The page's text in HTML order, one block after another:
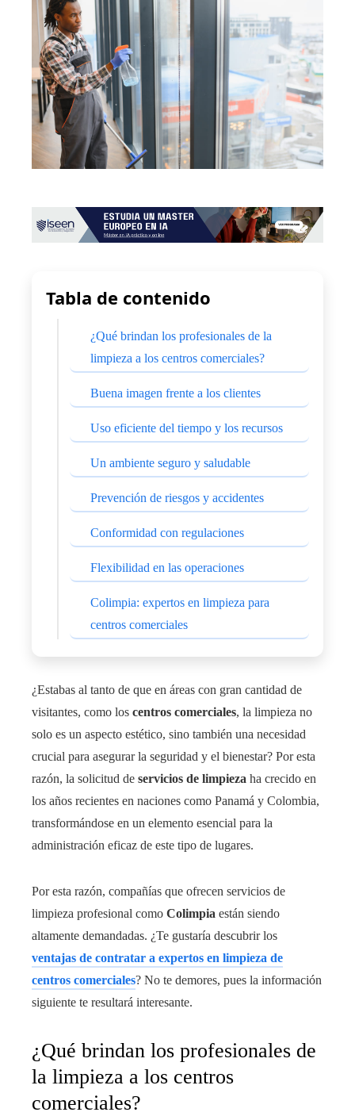
Tabla de contenido
¿Qué brindan los profesionales de la
limpieza a los centros comerciales?
Buena imagen frente a los clientes
Uso eficiente del tiempo y los recursos
Un ambiente seguro y saludable
Prevención de riesgos y accidentes
Conformidad con regulaciones
Flexibilidad en las operaciones
Colimpia: expertos en limpieza para
centros comerciales
¿Estabas al tanto de que en áreas con gran cantidad de
visitantes, como los centros comerciales, la limpieza no
solo es un aspecto estético, sino también una necesidad
crucial para asegurar la seguridad y el bienestar? Por esta
razón, la solicitud de servicios de limpieza ha crecido en
los años recientes en naciones como Panamá y Colombia,
transformándose en un elemento esencial para la
administración eficaz de este tipo de lugares.
Por esta razón, compañías que ofrecen servicios de
limpieza profesional como Colimpia están siendo
altamente demandadas. ¿Te gustaría descubrir los
ventajas de contratar a expertos en limpieza de
centros comerciales? No te demores, pues la información
siguiente te resultará interesante.
¿Qué brindan los profesionales de
la limpieza a los centros
comerciales?